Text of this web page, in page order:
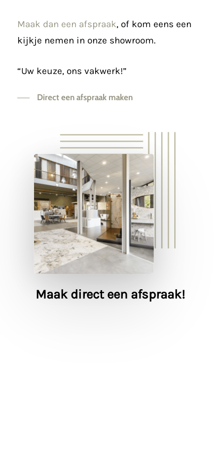
Maak dan een afspraak, of kom eens een
kijkje nemen in onze showroom.
“Uw keuze, ons vakwerk!”
Direct een afspraak maken
Maak direct een afspraak!